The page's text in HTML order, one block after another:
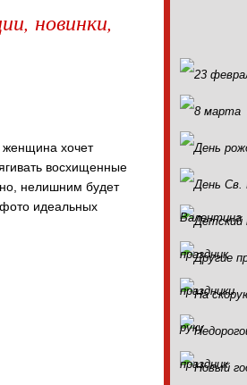
новинки,
женщина хочет
восхищенные
нелишним будет
идеальных
Валентина
праздник
праздники
руку
праздник